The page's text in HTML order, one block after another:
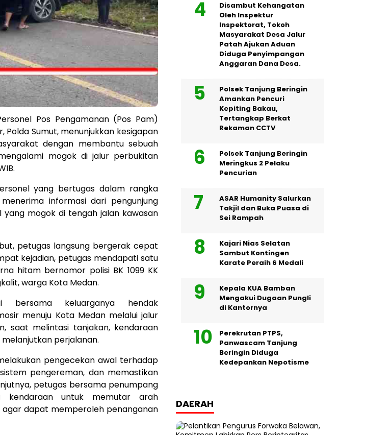
Pos Pengamanan (Pos Pam)
Polda Sumut, menunjukkan kesigapan
dengan membantu sebuah
mogok di jalur perbukitan
yang bertugas dalam rangka
informasi dari pengunjung
mogok di tengah jalan kawasan
petugas langsung bergerak cepat
kejadian, petugas mendapati satu
hitam bernomor polisi BK 1099 KK
warga Kota Medan.
bersama keluarganya hendak
menuju Kota Medan melalui jalur
saat melintasi tanjakan, kendaraan
perjalanan.
pengecekan awal terhadap
pengereman, dan memastikan
petugas bersama penumpang
kendaraan untuk memutar arah
agar dapat memperoleh penanganan
Disambut Kehangatan
Oleh Inspektur
Inspektorat, Tokoh
Masyarakat Desa Jalur
Patah Ajukan Aduan
Diduga Penyimpangan
Anggaran Dana Desa.
Polsek Tanjung Beringin
Amankan Pencuri
Kepiting Bakau,
Tertangkap Berkat
Rekaman CCTV
Polsek Tanjung Beringin
Meringkus 2 Pelaku
Pencurian
ASAR Humanity Salurkan
Takjil dan Buka Puasa di
Sei Rampah
Kajari Nias Selatan
Sambut Kontingen
Karate Peraih 6 Medali
Kepala KUA Bamban
Mengakui Dugaan Pungli
di Kantornya
Perekrutan PTPS,
Panwascam Tanjung
Beringin Diduga
Kedepankan Nepotisme
DAERAH